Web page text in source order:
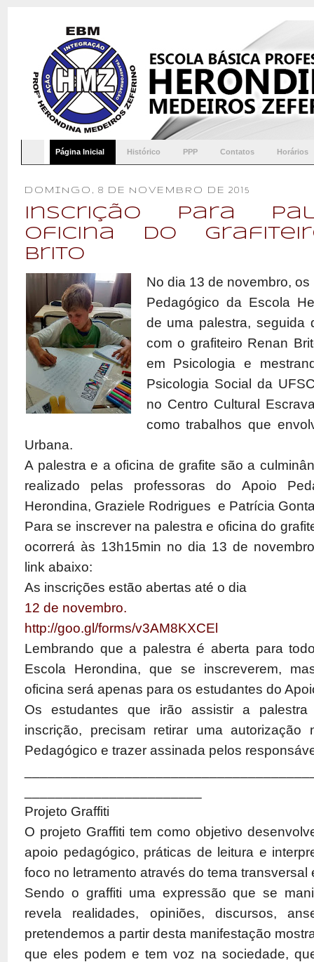
Página Inicial Histórico PPP Contatos Horários
DOMINGO, 8 DE NOVEMBRO DE 2015
Inscrição para
Oficina do
Brito
No dia 13 de novembro,
Pedagógico da Escola
de uma palestra, seguida
com o grafiteiro Renan
em Psicologia e
Psicologia Social da
no Centro Cultural
como trabalhos que
Urbana.
A palestra e a oficina de grafite são a
realizado pelas professoras do Apoio
Herondina, Graziele Rodrigues e Patrícia
Para se inscrever na palestra e oficina do
ocorrerá às 13h15min no dia 13 de
link abaixo:
As inscrições estão abertas até o dia
12 de novembro.
http://goo.gl/forms/v3AM8KXCEl
Lembrando que a palestra é aberta para
Escola Herondina, que se inscreverem,
oficina será apenas para os estudantes do
Os estudantes que irão assistir a
inscrição, precisam retirar uma
Pedagógico e trazer assinada pelos
Projeto Graffiti
O projeto Graffiti tem como objetivo
apoio pedagógico, práticas de leitura e
foco no letramento através do tema transversal
Sendo o graffiti uma expressão que se
revela realidades, opiniões, discursos,
pretendemos a partir desta manifestação
que eles podem e tem voz na sociedade,